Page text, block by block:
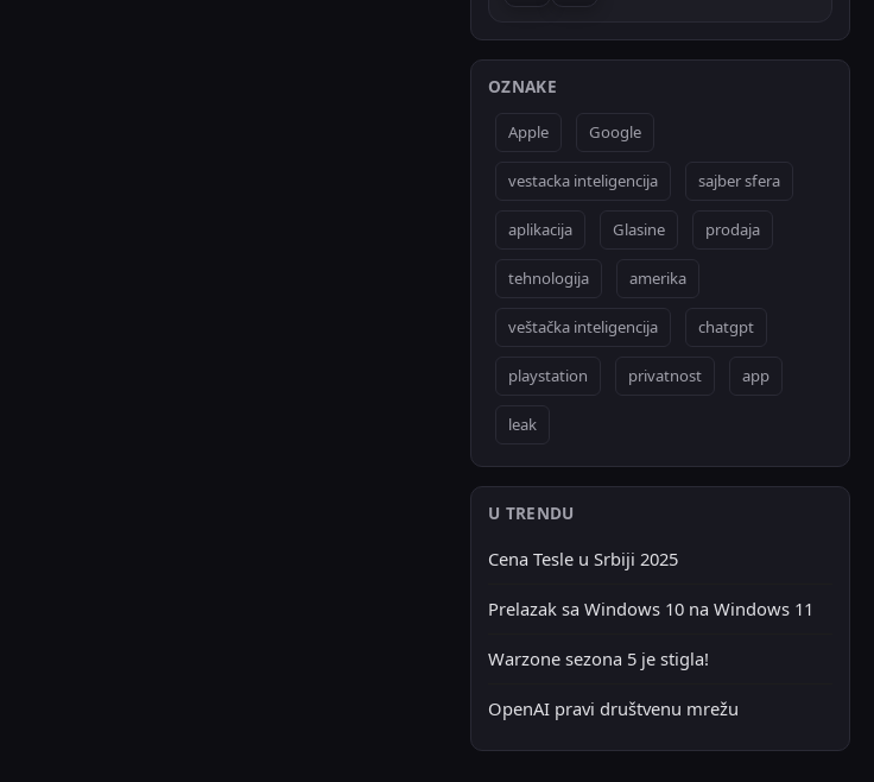
OZNAKE
Apple Google
vestacka inteligencija sajber sfera
aplikacija Glasine prodaja
tehnologija amerika
veštačka inteligencija chatgpt
playstation privatnost app
leak
U TRENDU
Cena Tesle u Srbiji 2025
Prelazak sa Windows 10 na Windows 11
Warzone sezona 5 je stigla!
OpenAI pravi društvenu mrežu